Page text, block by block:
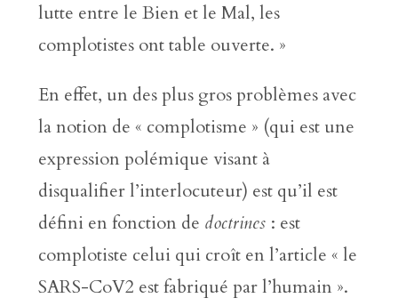
lutte entre le Bien et le Mal, les
complotistes ont table ouverte. »
En effet, un des plus gros problèmes avec
la notion de « complotisme » (qui est une
expression polémique visant à
disqualifier l’interlocuteur) est qu’il est
défini en fonction de doctrines : est
complotiste celui qui croît en l’article « le
SARS-CoV2 est fabriqué par l’humain ».